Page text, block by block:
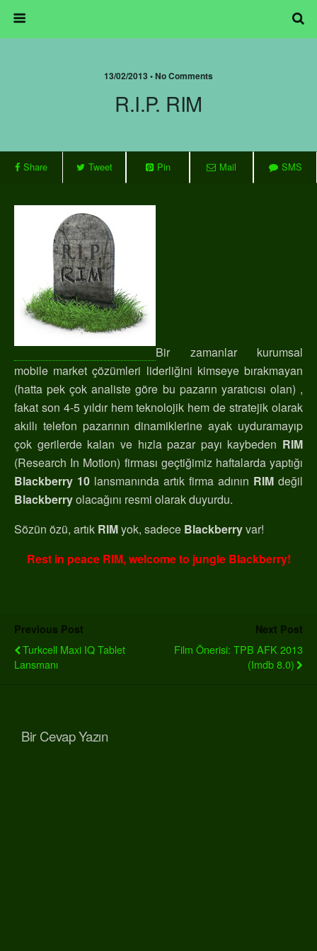
13/02/2013 • No Comments
R.I.P. RIM
Share Tweet Pin Mail SMS
Bir zamanlar kurumsal
mobile market çözümleri liderliğini kimseye bırakmayan
(hatta pek çok analiste göre bu pazarın yaratıcısı olan) ,
fakat son 4-5 yıldır hem teknolojik hem de stratejik olarak
akıllı telefon pazarının dinamiklerine ayak uyduramayıp
çok gerilerde kalan ve hızla pazar payı kaybeden RIM
(Research In Motion) firması geçtiğimiz haftalarda yaptığı
Blackberry 10 lansmanında artık firma adının RIM değil
Blackberryolacağını resmi olarak duyurdu.
Sözün özü, artık RIMyok, sadece Blackberryvar!
Rest in peace RIM, welcome to jungle Blackberry!
Previous Post
Turkcell Maxi IQ Tablet
Lansmanı
Next Post
Film Önerisi: TPB AFK 2013
(imdb 8.0)
Bir Cevap Yazın